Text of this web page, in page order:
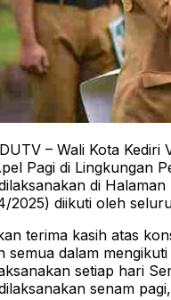
– Wali Kota Kediri
Pagi di Lingkungan
di Halaman
2025) diikuti oleh
terima kasih atas
semua dalam
setiap hari
senam